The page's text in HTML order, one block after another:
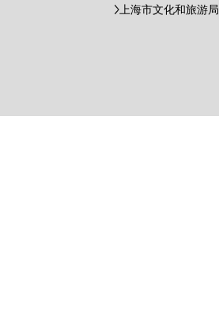
上海市文化和旅游局